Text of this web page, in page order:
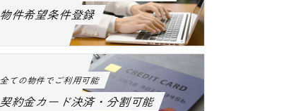
物件希望条件登録
全ての物件でご利用可能
契約金カード決済・分割可能